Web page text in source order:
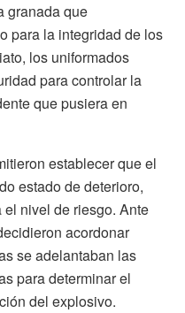
granada que
para la integridad de los
los uniformados
para controlar la
que pusiera en
establecer que el
estado de deterioro,
nivel de riesgo. Ante
acordonar
se adelantaban las
para determinar el
del explosivo.